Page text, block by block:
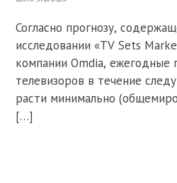
Согласно прогнозу,
исследовании «TV Sets
компании Omdia, ежегодные
телевизоров в течение
расти минимально
[…]